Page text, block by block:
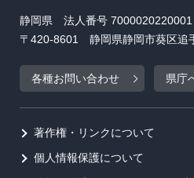
静岡県 法人番号 7000020220001
〒420-8601 静岡県静岡市葵区追
各種お問い合わせ 県庁
著作権・リンクについて
個人情報保護について